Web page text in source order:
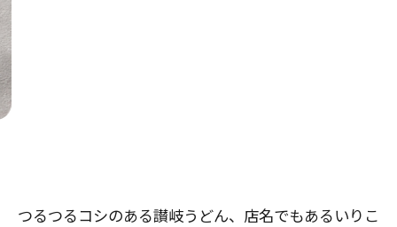
つるつるコシのある讃岐うどん、店名でもあるいりこ